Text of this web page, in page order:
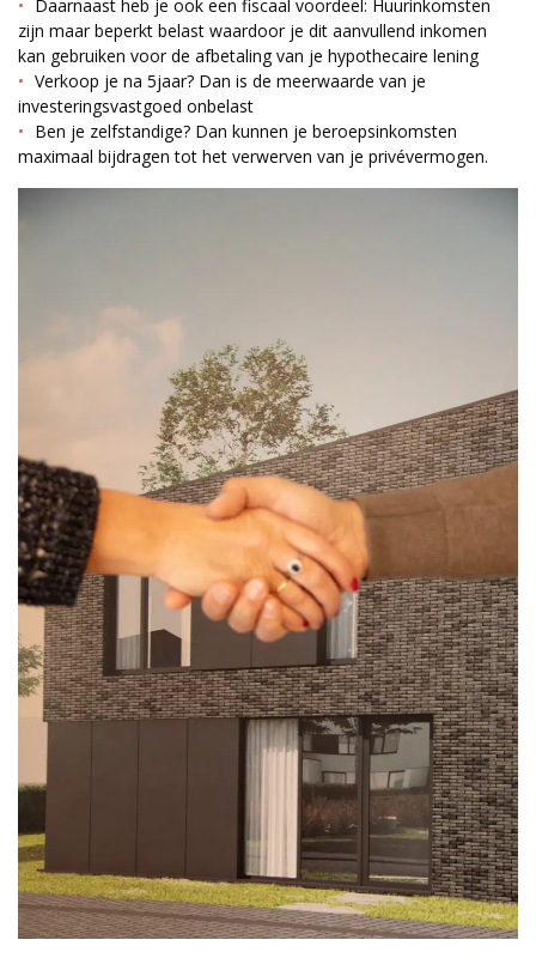
Daarnaast heb je ook een fiscaal voordeel: Huurinkomsten
zijn maar beperkt belast waardoor je dit aanvullend inkomen
kan gebruiken voor de afbetaling van je hypothecaire lening
Verkoop je na 5jaar? Dan is de meerwaarde van je
investeringsvastgoed onbelast
Ben je zelfstandige? Dan kunnen je beroepsinkomsten
maximaal bijdragen tot het verwerven van je privévermogen.